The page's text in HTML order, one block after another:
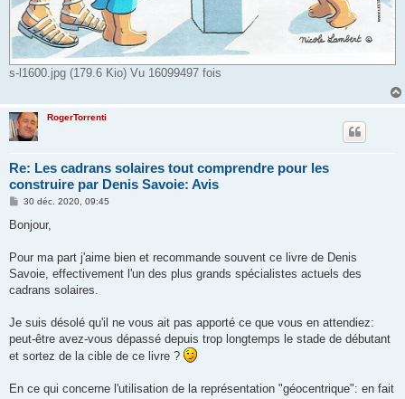
s-l1600.jpg (179.6 Kio) Vu 16099497 fois
RogerTorrenti
Re: Les cadrans solaires tout comprendre pour les
construire par Denis Savoie: Avis
M
s
g
30 déc. 2020, 09:45
Bonjour,
Pour ma part j'aime bien et recommande souvent ce livre de Denis
Savoie, effectivement l'un des plus grands spécialistes actuels des
cadrans solaires.
Je suis désolé qu'il ne vous ait pas apporté ce que vous en attendiez:
peut-être avez-vous dépassé depuis trop longtemps le stade de débutant
et sortez de la cible de ce livre ?
En ce qui concerne l'utilisation de la représentation "géocentrique": en fait